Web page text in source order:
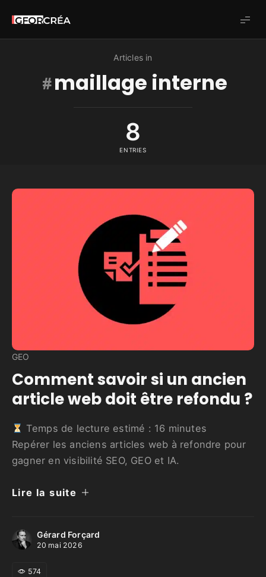
Studio
GforCréa
Articles in
maillage interne
8
ENTRIES
GEO
Comment savoir si un ancien
article web doit être refondu ?
Temps de lecture estimé : 16 minutes
Repérer les anciens articles web à refondre pour
gagner en visibilité SEO, GEO et IA.
Lire la suite
Gérard Forçard
20 mai 2026
574